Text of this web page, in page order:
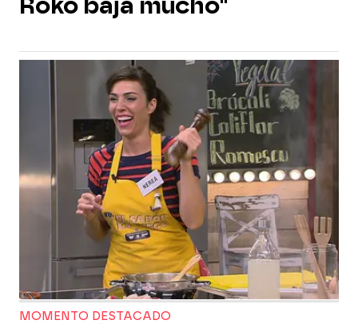
Roko baja mucho"
MOMENTO DESTACADO